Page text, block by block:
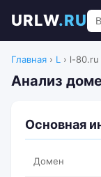
URLW.RU
Главная › L › l-80.ru
Анализ
Основная
Домен